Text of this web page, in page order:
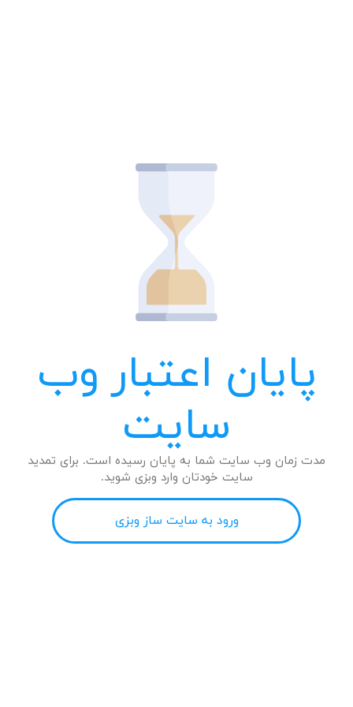
پایان اعتبار وب
سایت
مدت زمان وب سایت شما به پایان رسیده است. برای تمدید
سایت خودتان وارد وبزی شوید.
ورود به سایت ساز وبزی